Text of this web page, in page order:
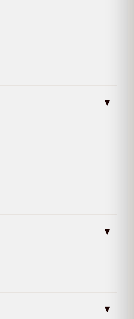
▾
▾
▾